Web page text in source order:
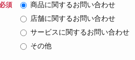
必須
商品に関するお問い合わせ
店舗に関するお問い合わせ
サービスに関するお問い合わせ
その他